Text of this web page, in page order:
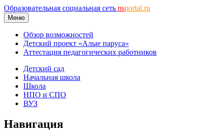
Образовательная социальная сеть nsportal.ru
Меню
Обзор возможностей
Детский проект «Алые паруса»
Аттестация педагогических работников
Детский сад
Начальная школа
Школа
НПО и СПО
ВУЗ
Навигация